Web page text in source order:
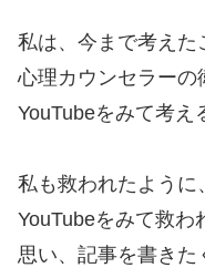
私は、今まで考えた
心理カウンセラーの
YouTubeをみて考え
私も救われたよう
YouTubeをみて救わ
思い、記事を書きた